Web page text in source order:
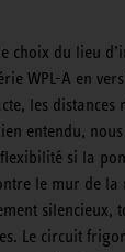
choix du lieu
WPL-A en
les
entendu,
si la
le mur de la
silencieux,
Le circuit